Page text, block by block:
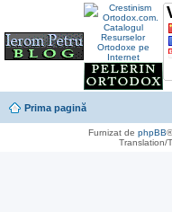
Prima pagină
Furnizat dephpBB
Translation/